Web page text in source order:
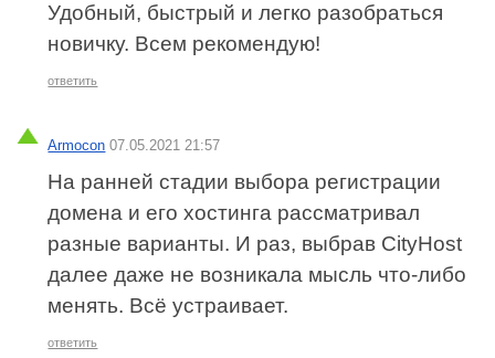
Удобный, быстрый и легко разобраться
новичку. Всем рекомендую!
ответить
Armocon 07.05.2021 21:57
На ранней стадии выбора регистрации
домена и его хостинга рассматривал
разные варианты. И раз, выбрав CityHost
далее даже не возникала мысль что-либо
менять. Всё устраивает.
ответить